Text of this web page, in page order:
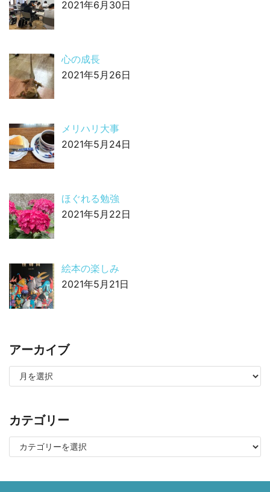
2021年6月30日
心の成長
2021年5月26日
メリハリ大事
2021年5月24日
ほぐれる勉強
2021年5月22日
絵本の楽しみ
2021年5月21日
アーカイブ
カテゴリー